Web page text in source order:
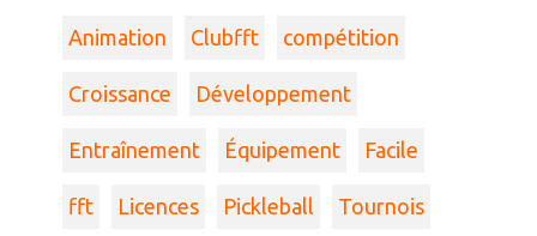
Animation Clubfft compétition
Croissance Développement
Entraînement Équipement Facile
fft Licences Pickleball Tournois